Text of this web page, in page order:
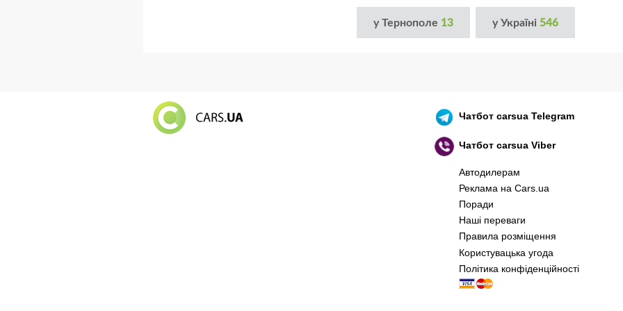
Російський воєнний корабель, іди нах..й! 🇷🇺 🚢 🖕 PS:
у Тернополе 13 у Україні 546
Чатботcarsua Telegram
Чатботcarsua Viber
Автодилерам
Реклама на Cars.ua
Поради
Наші переваги
Правила розміщення
Користувацька угода
Політика конфіденційності